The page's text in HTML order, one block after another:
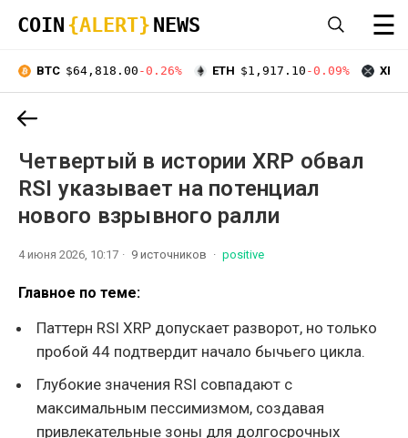
COIN {ALERT} NEWS ☰
BTC $64,818.00 -0.26% ETH $1,917.10 -0.09% XRP
Четвертый в истории XRP обвал
RSI указывает на потенциал
нового взрывного ралли
4 июня 2026, 10:17 9 источников positive
Главное по теме:
Паттерн RSI XRP допускает разворот, но только
пробой 44 подтвердит начало бычьего цикла.
Глубокие значения RSI совпадают с
максимальным пессимизмом, создавая
привлекательные зоны для долгосрочных